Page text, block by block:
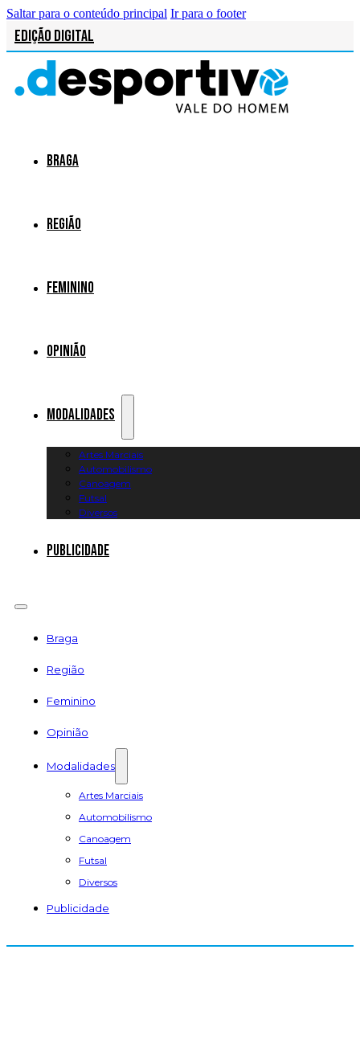
Saltar para o conteúdo principal Ir para o footer
Edição Digital
Braga
Região
Feminino
Opinião
Modalidades
Artes Marciais
Automobilismo
Canoagem
Futsal
Diversos
Publicidade
Braga
Região
Feminino
Opinião
Modalidades
Artes Marciais
Automobilismo
Canoagem
Futsal
Diversos
Publicidade